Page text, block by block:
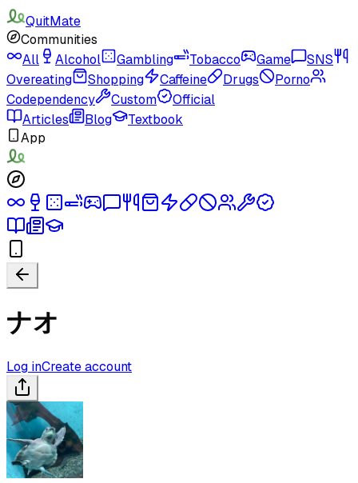
QuitMate
Communities
All
Alcohol Gambling Tobacco Game
SNS
Overeating
Shopping Caffeine Drugs
Porno
Codependency
Custom
Official
Articles
Blog
Textbook
App
ナオ
Log inCreate account